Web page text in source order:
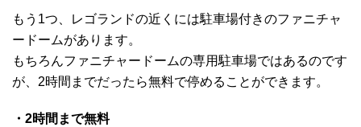
もう1つ、レゴランドの近くには駐車場付きのファニチャ
ードームがあります。
もちろんファニチャードームの専用駐車場ではあるのです
が、2時間までだったら無料で停めることができます。
・2時間まで無料